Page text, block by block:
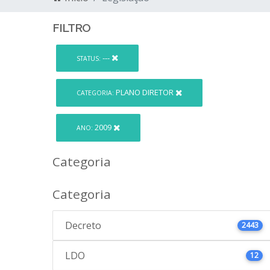
FILTRO
STATUS: ---
CATEGORIA: PLANO DIRETOR
ANO: 2009
Categoria
Categoria
Decreto 2443
LDO 12